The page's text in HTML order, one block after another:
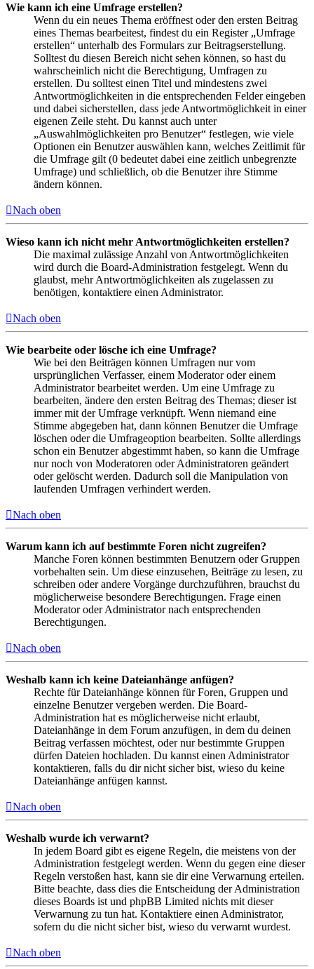
Wie kann ich eine Umfrage erstellen?
Wenn du ein neues Thema eröffnest oder den ersten Beitrag
eines Themas bearbeitest, findest du ein Register „Umfrage
erstellen“ unterhalb des Formulars zur Beitragserstellung.
Solltest du diesen Bereich nicht sehen können, so hast du
wahrscheinlich nicht die Berechtigung, Umfragen zu
erstellen. Du solltest einen Titel und mindestens zwei
Antwortmöglichkeiten in die entsprechenden Felder eingeben
und dabei sicherstellen, dass jede Antwortmöglichkeit in einer
eigenen Zeile steht. Du kannst auch unter
„Auswahlmöglichkeiten pro Benutzer“ festlegen, wie viele
Optionen ein Benutzer auswählen kann, welches Zeitlimit für
die Umfrage gilt (0 bedeutet dabei eine zeitlich unbegrenzte
Umfrage) und schließlich, ob die Benutzer ihre Stimme
ändern können.
Nach oben
Wieso kann ich nicht mehr Antwortmöglichkeiten erstellen?
Die maximal zulässige Anzahl von Antwortmöglichkeiten
wird durch die Board-Administration festgelegt. Wenn du
glaubst, mehr Antwortmöglichkeiten als zugelassen zu
benötigen, kontaktiere einen Administrator.
Nach oben
Wie bearbeite oder lösche ich eine Umfrage?
Wie bei den Beiträgen können Umfragen nur vom
ursprünglichen Verfasser, einem Moderator oder einem
Administrator bearbeitet werden. Um eine Umfrage zu
bearbeiten, ändere den ersten Beitrag des Themas; dieser ist
immer mit der Umfrage verknüpft. Wenn niemand eine
Stimme abgegeben hat, dann können Benutzer die Umfrage
löschen oder die Umfrageoption bearbeiten. Sollte allerdings
schon ein Benutzer abgestimmt haben, so kann die Umfrage
nur noch von Moderatoren oder Administratoren geändert
oder gelöscht werden. Dadurch soll die Manipulation von
laufenden Umfragen verhindert werden.
Nach oben
Warum kann ich auf bestimmte Foren nicht zugreifen?
Manche Foren können bestimmten Benutzern oder Gruppen
vorbehalten sein. Um diese einzusehen, Beiträge zu lesen, zu
schreiben oder andere Vorgänge durchzuführen, brauchst du
möglicherweise besondere Berechtigungen. Frage einen
Moderator oder Administrator nach entsprechenden
Berechtigungen.
Nach oben
Weshalb kann ich keine Dateianhänge anfügen?
Rechte für Dateianhänge können für Foren, Gruppen und
einzelne Benutzer vergeben werden. Die Board-
Administration hat es möglicherweise nicht erlaubt,
Dateianhänge in dem Forum anzufügen, in dem du deinen
Beitrag verfassen möchtest, oder nur bestimmte Gruppen
dürfen Dateien hochladen. Du kannst einen Administrator
kontaktieren, falls du dir nicht sicher bist, wieso du keine
Dateianhänge anfügen kannst.
Nach oben
Weshalb wurde ich verwarnt?
In jedem Board gibt es eigene Regeln, die meistens von der
Administration festgelegt werden. Wenn du gegen eine dieser
Regeln verstoßen hast, kann sie dir eine Verwarnung erteilen.
Bitte beachte, dass dies die Entscheidung der Administration
dieses Boards ist und phpBB Limited nichts mit dieser
Verwarnung zu tun hat. Kontaktiere einen Administrator,
sofern du die nicht sicher bist, wieso du verwarnt wurdest.
Nach oben